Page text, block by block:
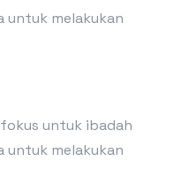
untuk melakukan
fokus untuk ibadah
untuk melakukan